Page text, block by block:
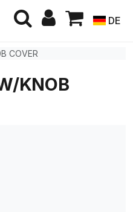
DE
COVER
KNOB